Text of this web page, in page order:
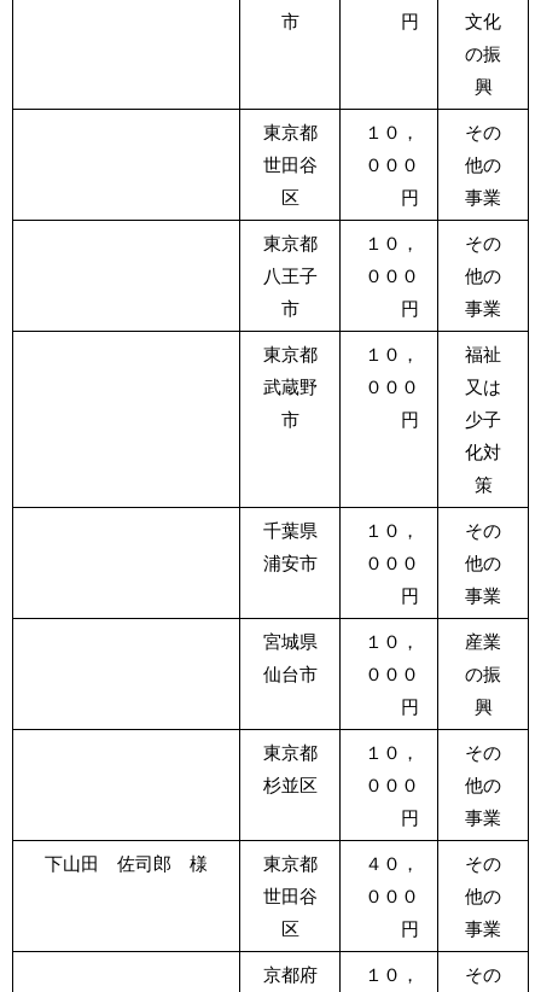
市
円
文化
の振
興
東京都
世田谷
区
１０，
０００
円
その
他の
事業
東京都
八王子
市
１０，
０００
円
その
他の
事業
東京都
武蔵野
市
１０，
０００
円
福祉
又は
少子
化対
策
千葉県
浦安市
１０，
０００
円
その
他の
事業
宮城県
仙台市
１０，
０００
円
産業
の振
興
東京都
杉並区
１０，
０００
円
その
他の
事業
下山田 佐司郎 様
東京都
世田谷
区
４０，
０００
円
その
他の
事業
京都府 １０， その